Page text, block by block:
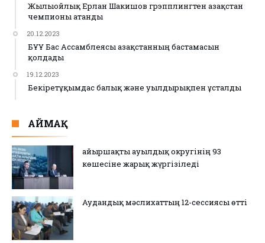
Жылыойлық Ерлан Шакишов грэпплингтен Қазақстан
чемпионы атанды
20.12.2023
БҰҰ Бас Ассамблеясы Қазақстанның бастамасын
қолдады
19.12.2023
Бекіретұқымдас балық және уылдырықпен ұсталды
АЙМАҚ
Қайыршақты ауылдық округінің 93
көшесіне жарық жүргізіледі
Аудандық мәслихаттың 12-сессиясы өтті